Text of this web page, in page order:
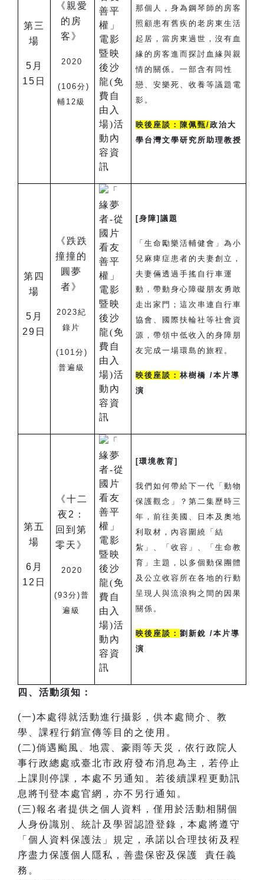
第三
場
5 月
15日
《親愛
的房
客》
2020
(106分)
輔12級
那個人，身為鋼琴師的房客
照顧患有舊疾的老房東生活
起居，當房東過世，沒有血
緣的房客進而探討血緣與親
情的關係。一部含有同性
戀、安樂死、收養等議題電
影。
映後座談：陳佩甄/政治大
學台灣文學研究所助理教授
第四
場
5 月
29日
《跌跌
撞撞的
圓夢
者》
2023紀
錄片
(101分)
普遍級
[身障]議題
「生命勵樂活輔健會」為小
兒麻痺症患者的夫妻創立，
夫妻倆透過手搖自行車運
動，帶動身心障礙朋友勇敢
走出家門；這次串連自行車
協會、國際扶輪社等社會資
源，帶領中低收入的身障朋
友完成一場環島的旅程。
映後座談： 林樹橋 /本片導
演
第五
場
6 月
12日
《十二
夜2：
回到第
零天》
2020
(93分)普
遍級
[環境教育]
我們如何帶給下一代「動物
保護觀念」？第二集歷時三
年，前往美國、日本及奧地
利取材，內容圍繞「結
紮」、「收容」、「生命教
育」主題，以多個動保團體
及公立收容所在各地的行動
呈現人與流浪狗之間的因果
關係。
映後座談： 劉新銳 /本片導
演
四、活動須知：
(一)本處得就活動進行攝影，供本處簡介、教
學、課程行銷宣傳等目的之使用。
(二)倘遇颱風、地震、豪雨等天災，依行政院人
事行政總處或臺北市政府發布消息為主，若停止
上課則停課，本處不另通知。若後續課程更動訊
息將刊登本處官網，亦不另行通知。
(三)報名者提供之個人資料，僅用於活動相關個
人身份識別、統計及學習認證登錄，本處將遵守
「個人資料保護法」規定，承諾以合理技術及程
序盡力保護個人隱私，善盡保密及保護 責任義
務。